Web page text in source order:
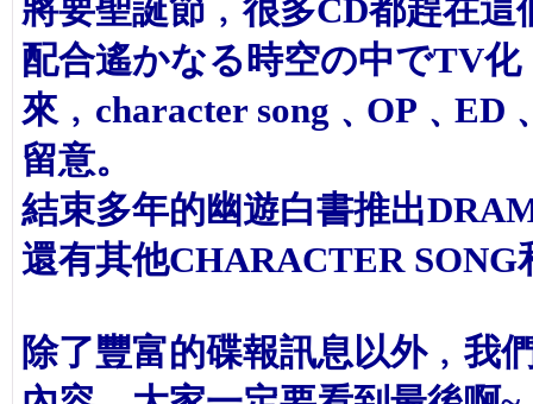
將要聖誕節﹐很多CD都趕在這
配合遙かなる時空の中でTV
來﹐character
留意。
結束多年的幽遊白書推出
還有其他CHARACTER
除了豐富的碟報訊息以外﹐我